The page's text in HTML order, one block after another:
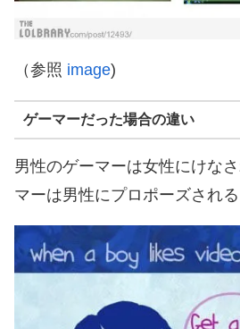
（参照 image)
ゲーマーだった場合の違い
男性のゲーマーは女性にけな
マーは男性にプロポーズされる